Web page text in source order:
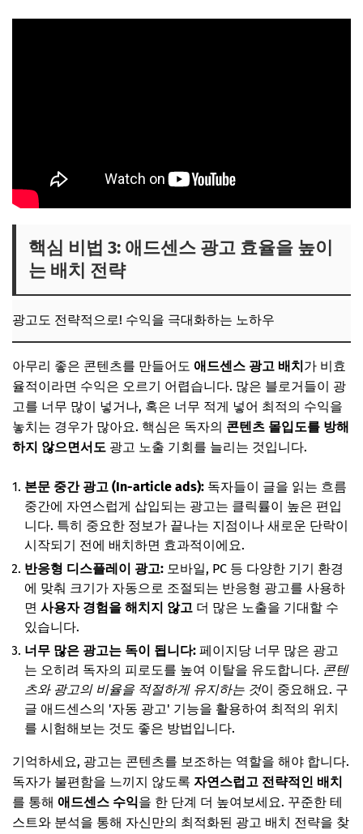
핵심 비법 3: 애드센스 광고 효율을 높이
는 배치 전략
광고도 전략적으로! 수익을 극대화하는 노하우
아무리 좋은 콘텐츠를 만들어도 애드센스 광고 배치가 비효
율적이라면 수익은 오르기 어렵습니다. 많은 블로거들이 광
고를 너무 많이 넣거나, 혹은 너무 적게 넣어 최적의 수익을
놓치는 경우가 많아요. 핵심은 독자의 콘텐츠 몰입도를 방해
하지 않으면서도 광고 노출 기회를 늘리는 것입니다.
본문 중간 광고 (In-article ads): 독자들이 글을 읽는 흐름
중간에 자연스럽게 삽입되는 광고는 클릭률이 높은 편입
니다. 특히 중요한 정보가 끝나는 지점이나 새로운 단락이
시작되기 전에 배치하면 효과적이에요.
반응형 디스플레이 광고: 모바일, PC 등 다양한 기기 환경
에 맞춰 크기가 자동으로 조절되는 반응형 광고를 사용하
면 사용자 경험을 해치지 않고 더 많은 노출을 기대할 수
있습니다.
너무 많은 광고는 독이 됩니다: 페이지당 너무 많은 광고
는 오히려 독자의 피로도를 높여 이탈을 유도합니다. 콘텐
츠와 광고의 비율을 적절하게 유지하는 것이 중요해요. 구
글 애드센스의 '자동 광고' 기능을 활용하여 최적의 위치
를 시험해보는 것도 좋은 방법입니다.
기억하세요, 광고는 콘텐츠를 보조하는 역할을 해야 합니다.
독자가 불편함을 느끼지 않도록 자연스럽고 전략적인 배치
를 통해 애드센스 수익을 한 단계 더 높여보세요. 꾸준한 테
스트와 분석을 통해 자신만의 최적화된 광고 배치 전략을 찾